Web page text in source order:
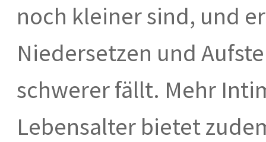
noch kleiner sind, und
Niedersetzen und
schwerer fällt. Mehr
Lebensalter bietet